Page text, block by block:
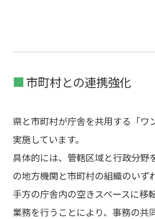
市町村との連携強化
県と市町村が庁舎を共用する「ワ
実施しています。
具体的には、管轄区域と行政分野
の地方機関と市町村の組織のいず
手方の庁舎内の空きスペースに移
業務を行うことにより、事務の共